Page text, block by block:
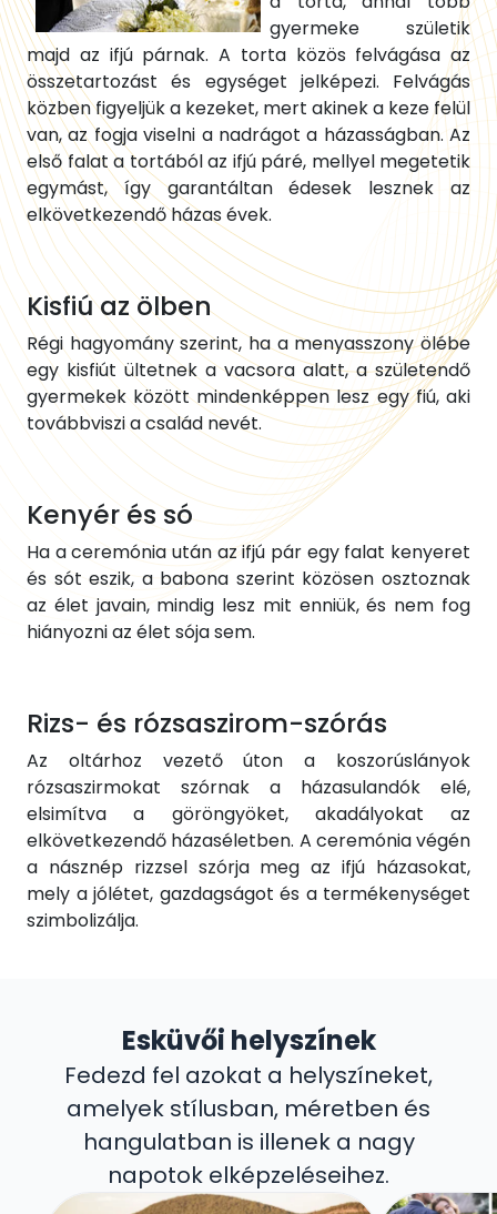
gyermeke születik
majd az ifjú párnak. A torta közös felvágása az
összetartozást és egységet jelképezi. Felvágás
közben figyeljük a kezeket, mert akinek a keze felül
van, az fogja viselni a nadrágot a házasságban. Az
első falat a tortából az ifjú páré, mellyel megetetik
egymást, így garantáltan édesek lesznek az
elkövetkezendő házas évek.
Kisfiú az ölben
Régi hagyomány szerint, ha a menyasszony ölébe
egy kisfiút ültetnek a vacsora alatt, a születendő
gyermekek között mindenképpen lesz egy fiú, aki
továbbviszi a család nevét.
Kenyér és só
Ha a ceremónia után az ifjú pár egy falat kenyeret
és sót eszik, a babona szerint közösen osztoznak
az élet javain, mindig lesz mit enniük, és nem fog
hiányozni az élet sója sem.
Rizs- és rózsaszirom-szórás
Az oltárhoz vezető úton a koszorúslányok
rózsaszirmokat szórnak a házasulandók elé,
elsimítva a göröngyöket, akadályokat az
elkövetkezendő házaséletben. A ceremónia végén
a násznép rizzsel szórja meg az ifjú házasokat,
mely a jólétet, gazdagságot és a termékenységet
szimbolizálja.
Esküvői helyszínek
Fedezd fel azokat a helyszíneket,
amelyek stílusban, méretben és
hangulatban is illenek a nagy
napotok elképzeléseihez.